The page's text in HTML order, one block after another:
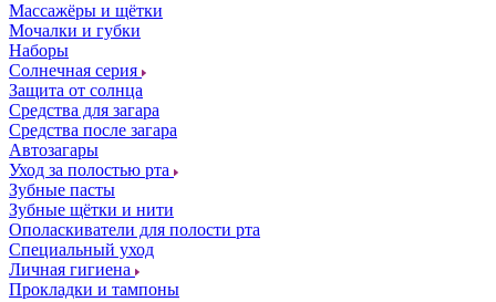
Массажёры и щётки
Мочалки и губки
Наборы
Солнечная серия
Защита от солнца
Средства для загара
Средства после загара
Автозагары
Уход за полостью рта
Зубные пасты
Зубные щётки и нити
Ополаскиватели для полости рта
Специальный уход
Личная гигиена
Прокладки и тампоны